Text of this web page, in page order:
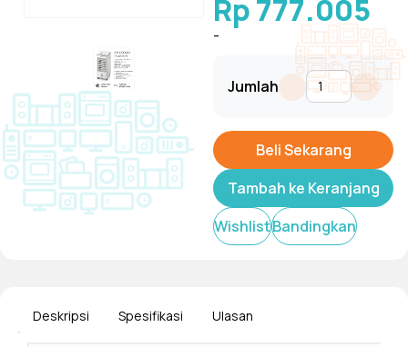
Rp 777.005
-
Jumlah
Beli Sekarang
Tambah ke Keranjang
WishlistBandingkan
Deskripsi Spesifikasi Ulasan